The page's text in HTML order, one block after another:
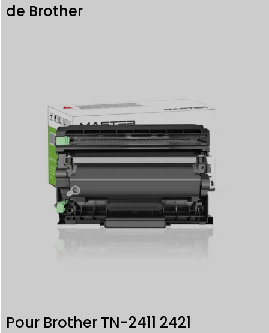
de Brother
Pour Brother TN-2411 2421